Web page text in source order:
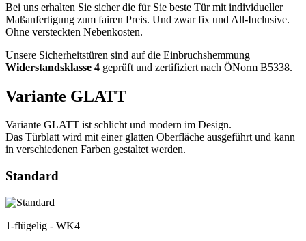
Bei uns erhalten Sie sicher die für Sie beste Tür mit individueller
Maßanfertigung zum fairen Preis. Und zwar fix und All-Inclusive.
Ohne versteckten Nebenkosten.
Unsere Sicherheitstüren sind auf die Einbruchshemmung
Widerstandsklasse 4 geprüft und zertifiziert nach ÖNorm B5338.
Variante GLATT
Variante GLATT ist schlicht und modern im Design.
Das Türblatt wird mit einer glatten Oberfläche ausgeführt und kann
in verschiedenen Farben gestaltet werden.
Standard
1-flügelig - WK4